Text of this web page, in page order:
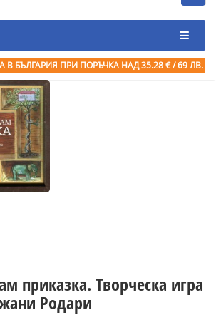
В БЪЛГАРИЯ ПРИ ПОРЪЧКА НАД 35.28 € / 69 ЛВ.
приказка. Творческа игра
Родари